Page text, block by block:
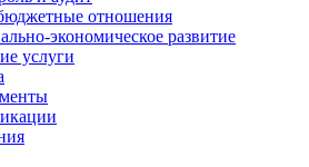
отношения
экономическое развитие
услуги